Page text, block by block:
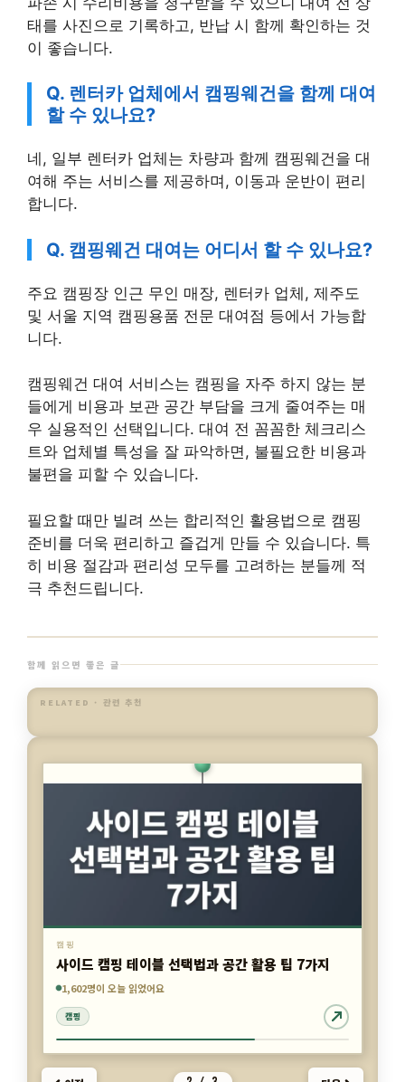
태를 사진으로 기록하고, 반납 시 함께 확인하는 것
이 좋습니다.
Q. 렌터카 업체에서 캠핑웨건을 함께 대여
할 수 있나요?
여해 주는 서비스를 제공하며, 이동과 운반이 편리
합니다.
Q. 캠핑웨건 대여는 어디서 할 수 있나요?
및 서울 지역 캠핑용품 전문 대여점 등에서 가능합
니다.
들에게 비용과 보관 공간 부담을 크게 줄여주는 매
우 실용적인 선택입니다. 대여 전 꼼꼼한 체크리스
트와 업체별 특성을 잘 파악하면, 불필요한 비용과
불편을 피할 수 있습니다.
준비를 더욱 편리하고 즐겁게 만들 수 있습니다. 특
히 비용 절감과 편리성 모두를 고려하는 분들께 적
극 추천드립니다.
RELATED · 관련 추천
5,145명이 오늘 읽었어요
캠핑
사이드 캠핑 테이블 선택법과 공간 활용 팁 7가지
1,602명이 오늘 읽었어요
5,598명이 오늘 읽었어요
이전
카
캠핑